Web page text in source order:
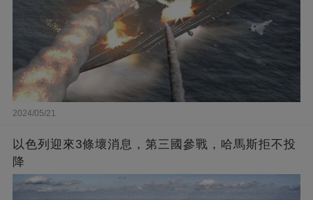
2024/05/21
以色列迎來3條壞消息，第三國參戰，哈馬斯拒不投
降